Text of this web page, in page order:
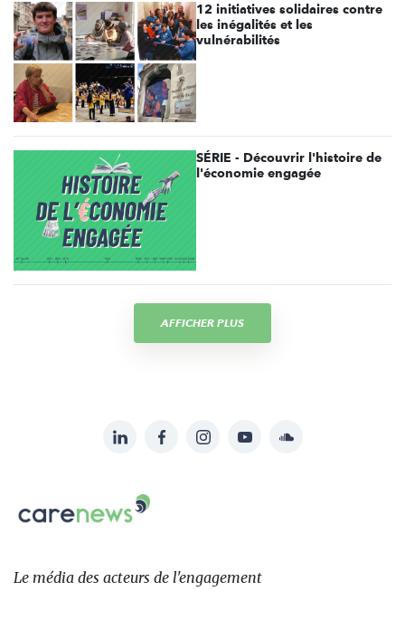
12 initiatives solidaires contre
les inégalités et les
vulnérabilités
SÉRIE - Découvrir l'histoire de
l'économie engagée
AFFICHER PLUS
sur:
LinkedInFacebookInstagramYouTubeSoundcloud
Le
des
Le média des acteurs de l'engagement